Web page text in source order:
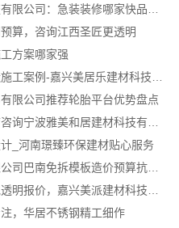
算，咨询江西圣匠更透明
方案哪家强
限公司推荐轮胎平台优势盘点
_河南璟臻环保建材贴心服务
重庆御墅建筑材料有限公司巴南免拆模板造价预算抗震防风
，华居不锈钢精工细作